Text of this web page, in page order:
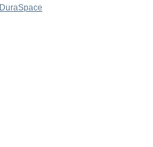
DuraSpace